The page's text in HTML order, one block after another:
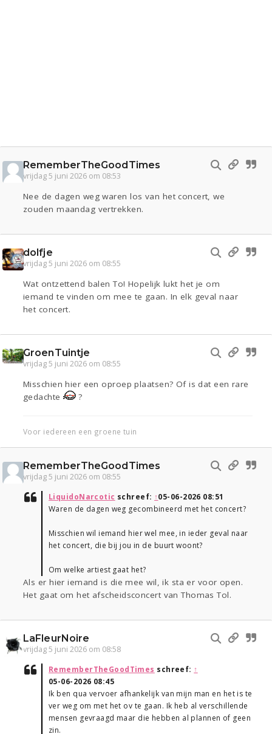
RememberTheGoodTimes
vrijdag 5 juni 2026 om 08:53
Nee de dagen weg waren los van het concert, we
zouden maandag vertrekken.
dolfje
vrijdag 5 juni 2026 om 08:55
Wat ontzettend balen To! Hopelijk lukt het je om
iemand te vinden om mee te gaan. In elk geval naar
het concert.
GroenTuintje
vrijdag 5 juni 2026 om 08:55
Misschien hier een oproep plaatsen? Of is dat een rare
gedachte
?
Voor iedereen een groene tuin
RememberTheGoodTimes
vrijdag 5 juni 2026 om 08:55
LiquidoNarcotic schreef: ↑05-06-2026 08:51
Waren de dagen weg gecombineerd met het concert?
Misschien wil iemand hier wel mee, in ieder geval naar
het concert, die bij jou in de buurt woont?
Om welke artiest gaat het?
Als er hier iemand is die mee wil, ik sta er voor open.
Het gaat om het afscheidsconcert van Thomas Tol.
LaFleurNoire
vrijdag 5 juni 2026 om 08:58
RememberTheGoodTimes schreef: ↑
05-06-2026 08:45
Ik ben qua vervoer afhankelijk van mijn man en het is te
ver weg om met het ov te gaan. Ik heb al verschillende
mensen gevraagd maar die hebben al plannen of geen
zin.